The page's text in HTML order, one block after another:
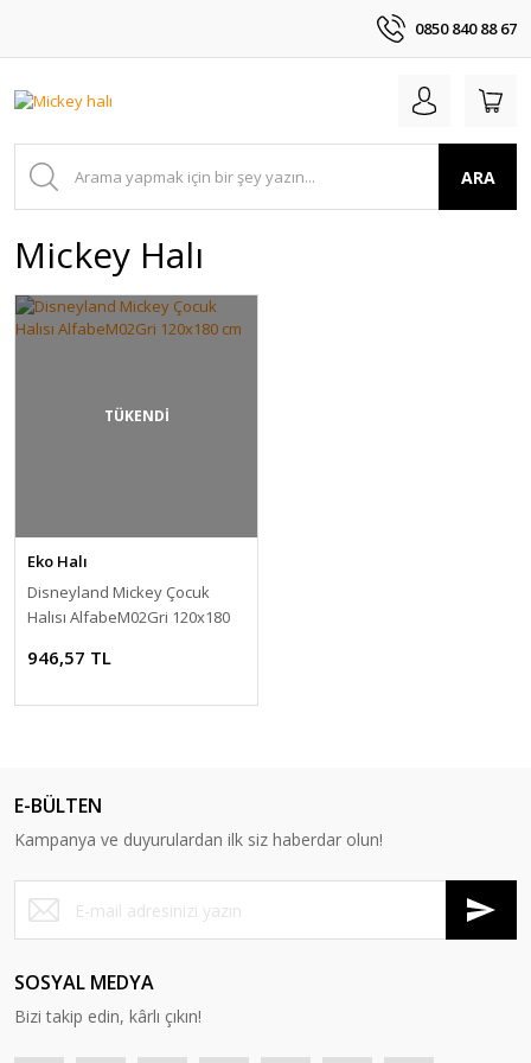
0850 840 88 67
ARA
Mickey Halı
TÜKENDİ
Eko Halı
Disneyland Mickey Çocuk
Halısı AlfabeM02Gri 120x180
946,57 TL
E-BÜLTEN
Kampanya ve duyurulardan ilk siz haberdar olun!
SOSYAL MEDYA
Bizi takip edin, kârlı çıkın!